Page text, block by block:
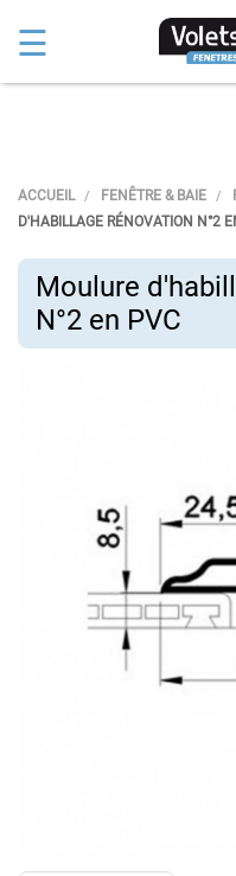
Basculer
la
☰
ACCUEIL FENÊTRE & BAIE
D'HABILLAGE RÉNOVATION N°2
Moulure
N°2 en PVC